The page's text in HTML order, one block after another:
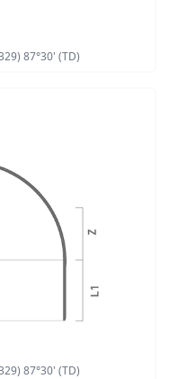
87°30' (TD)
87°30' (TD)